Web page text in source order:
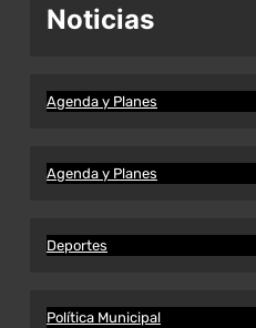
Noticias
Agenda y Planes
Agenda y Planes
Deportes
Política Municipal